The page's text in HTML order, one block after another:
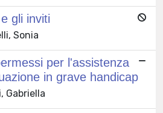
gli inviti
Sonia
per l'assistenza
in grave handicap
Gabriella